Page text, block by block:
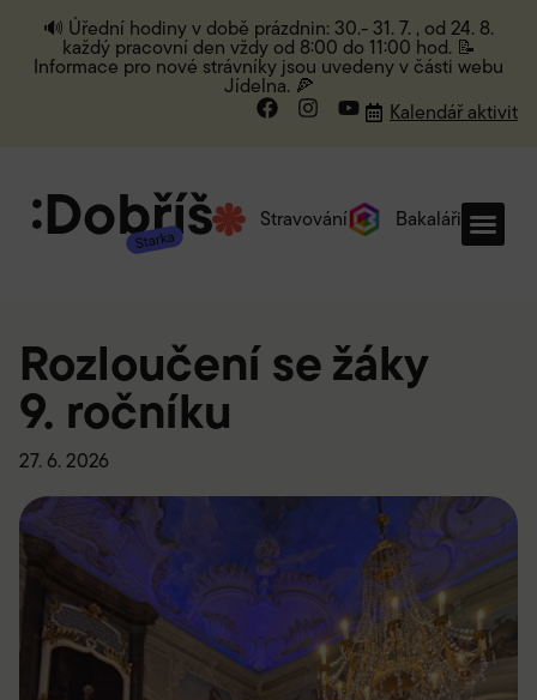
🔊 Úřední hodiny v době prázdnin: 30.- 31. 7. , od 24. 8.
každý pracovní den vždy od 8:00 do 11:00 hod. 📝
Informace pro nové strávníky jsou uvedeny v části webu
Jídelna. 🍕
Kalendář aktivit
Stravování Bakaláři
Rozloučení se žáky
9. ročníku
27. 6. 2026